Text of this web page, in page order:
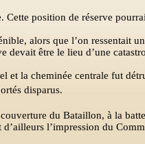
position de réserve
alors que l’on ressentait
devait être le lieu d’une
et la cheminée centrale fut
disparus.
du Bataillon, à la
l’impression du